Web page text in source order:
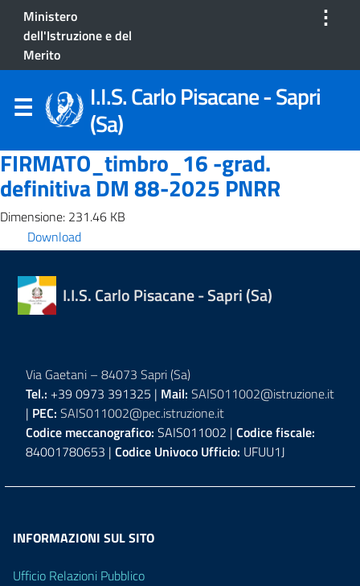
Ministero
dell'Istruzione e del
Merito
⋮
I.I.S. Carlo Pisacane - Sapri
(Sa)
FIRMATO_timbro_16 -grad.
definitiva DM 88-2025 PNRR
Dimensione: 231.46 KB
Download
I.I.S. Carlo Pisacane - Sapri (Sa)
Via Gaetani – 84073 Sapri (Sa)
Tel.: +39 0973 391325 | Mail: SAIS011002@istruzione.it
| PEC: SAIS011002@pec.istruzione.it
Codice meccanografico: SAIS011002 | Codice fiscale:
84001780653 | Codice Univoco Ufficio: UFUU1J
INFORMAZIONI SUL SITO
Ufficio Relazioni Pubblico